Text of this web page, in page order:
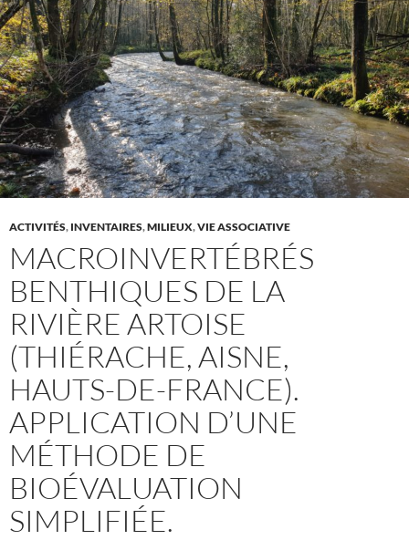
ACTIVITÉS, INVENTAIRES,MILIEUX,VIE ASSOCIATIVE
MACROINVERTÉBRÉS
BENTHIQUES DE LA
RIVIÈRE ARTOISE
(THIÉRACHE, AISNE,
HAUTS-DE-FRANCE).
APPLICATION D’UNE
MÉTHODE DE
BIOÉVALUATION
SIMPLIFIÉE.